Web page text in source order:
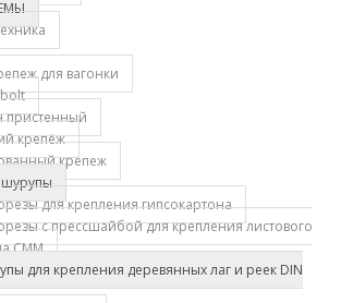
для вагонки
крепёж
крепеж
для крепления гипсокартона
с прессшайбой для крепления листового
СММ
для крепления деревянных лаг и реек DIN